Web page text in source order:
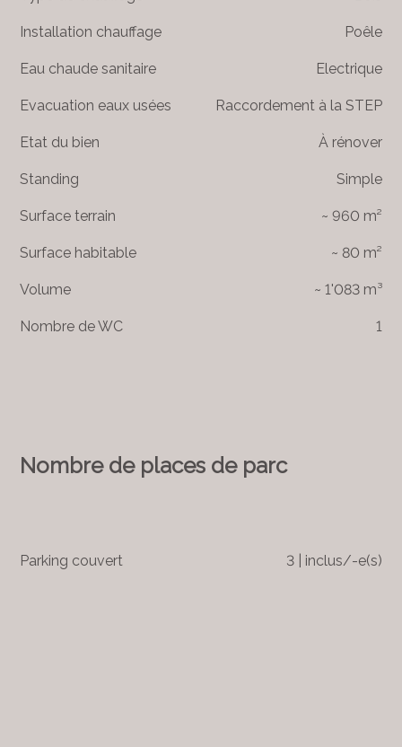
Installation chauffage Poêle
Eau chaude sanitaire Electrique
Evacuation eaux usées Raccordement à la STEP
Etat du bien À rénover
Standing Simple
Surface terrain ~ 960 m²
Surface habitable ~ 80 m²
Volume ~ 1'083 m³
Nombre de WC 1
Nombre de places de parc
Parking couvert 3 | inclus/-e(s)